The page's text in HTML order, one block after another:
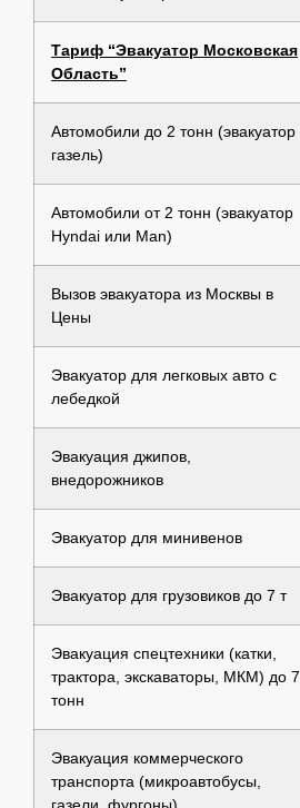
Тариф “Эвакуатор Московская
Область”
Автомобили до 2 тонн (эвакуатор
газель)
Автомобили от 2 тонн (эвакуатор
Hyndai или Man)
Вызов эвакуатора из Москвы в
Цены
Эвакуатор для легковых авто с
лебедкой
Эвакуация джипов,
внедорожников
Эвакуатор для минивенов
Эвакуатор для грузовиков до 7 т
Эвакуация спецтехники (катки,
трактора, экскаваторы, МКМ) до 7
тонн
Эвакуация коммерческого
транспорта (микроавтобусы,
газели, фургоны)